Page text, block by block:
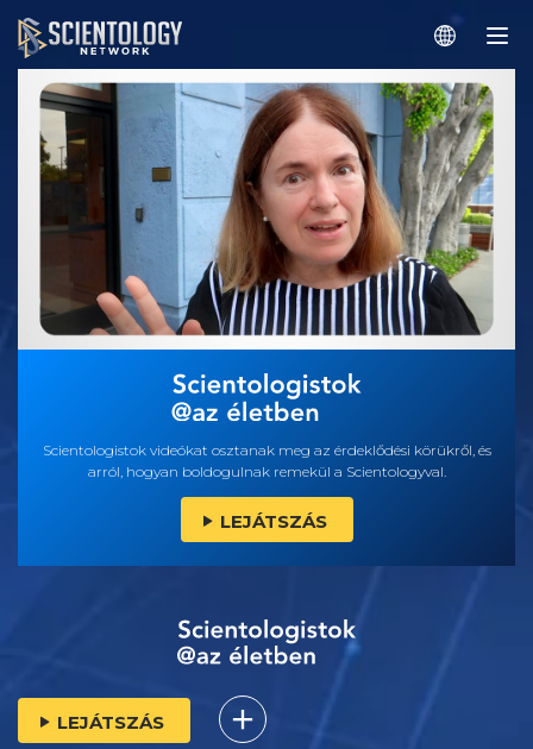
Scientologistok videókat osztanak meg az érdeklődési körükről, és
arról, hogyan boldogulnak remekül a Scientologyval.
LEJÁTSZÁS
LEJÁTSZÁS